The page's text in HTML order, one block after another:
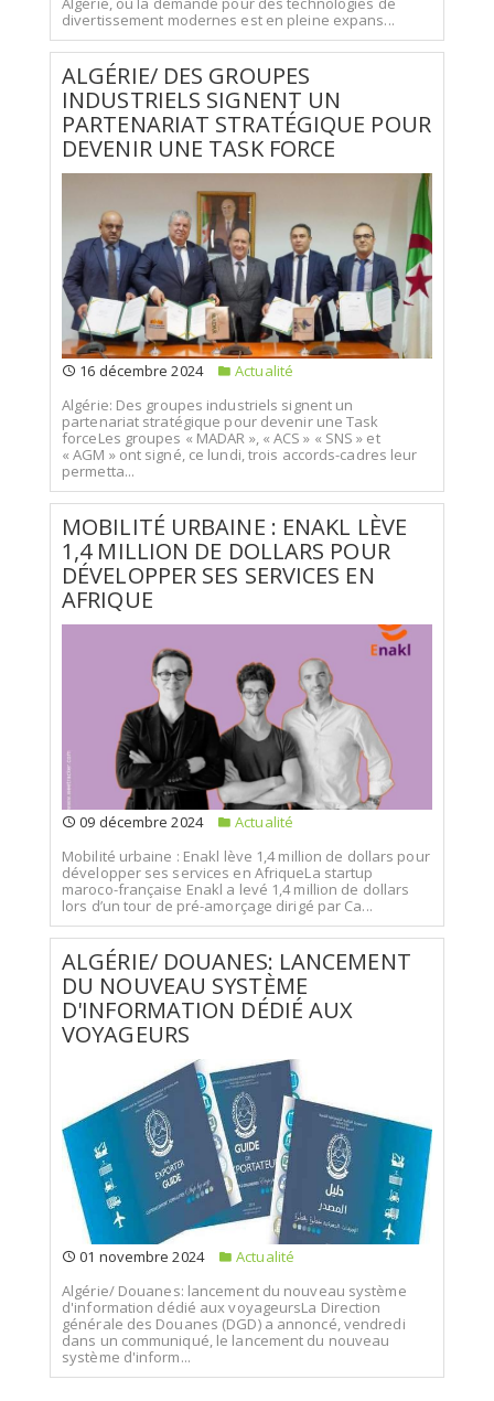
divertissement modernes est en pleine expans...
ALGÉRIE/ DES GROUPES
INDUSTRIELS SIGNENT UN
PARTENARIAT STRATÉGIQUE POUR
DEVENIR UNE TASK FORCE
16 décembre 2024
Actualité
Algérie: Des groupes industriels signent un
partenariat stratégique pour devenir une Task
forceLes groupes « MADAR », « ACS » « SNS » et
« AGM » ont signé, ce lundi, trois accords-cadres leur
permetta...
MOBILITÉ URBAINE : ENAKL LÈVE
1,4 MILLION DE DOLLARS POUR
DÉVELOPPER SES SERVICES EN
AFRIQUE
09 décembre 2024
Actualité
Mobilité urbaine : Enakl lève 1,4 million de dollars pour
développer ses services en AfriqueLa startup
maroco-française Enakl a levé 1,4 million de dollars
lors d’un tour de pré-amorçage dirigé par Ca...
ALGÉRIE/ DOUANES: LANCEMENT
DU NOUVEAU SYSTÈME
D'INFORMATION DÉDIÉ AUX
VOYAGEURS
01 novembre 2024
Actualité
Algérie/ Douanes: lancement du nouveau système
d'information dédié aux voyageursLa Direction
générale des Douanes (DGD) a annoncé, vendredi
dans un communiqué, le lancement du nouveau
système d'inform...